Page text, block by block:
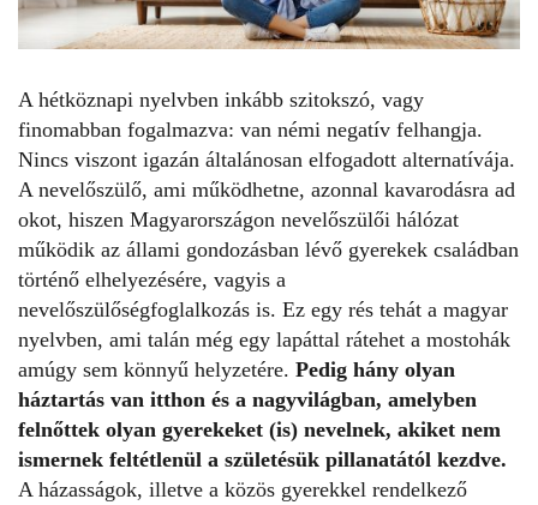
A hétköznapi nyelvben inkább szitokszó, vagy
finomabban fogalmazva: van némi negatív felhangja.
Nincs viszont igazán általánosan elfogadott alternatívája.
A nevelőszülő, ami működhetne, azonnal kavarodásra ad
okot, hiszen Magyarországon nevelőszülői hálózat
működik az állami gondozásban lévő gyerekek családban
történő elhelyezésére, vagyis a
nevelőszülőségfoglalkozás is. Ez egy rés tehát a magyar
nyelvben, ami talán még egy lapáttal rátehet a mostohák
amúgy sem könnyű helyzetére. Pedig hány olyan
háztartás van itthon és a nagyvilágban, amelyben
felnőttek olyan gyerekeket (is) nevelnek, akiket nem
ismernek feltétlenül a születésük pillanatától kezdve.
A házasságok, illetve a közös gyerekkel rendelkező